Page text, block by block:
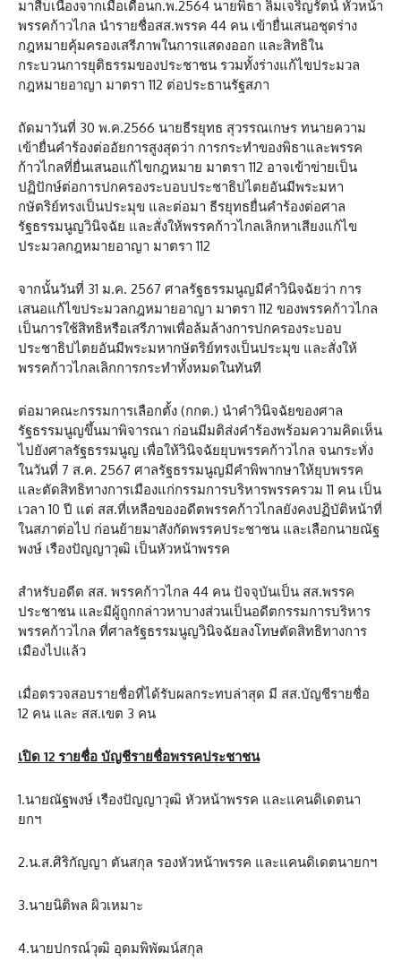
มาสืบเนื่องจากเมื่อเดือนก.พ.2564 นายพิธา ลิ้มเจริญรัตน์ หัวหน้า
พรรคก้าวไกล นำรายชื่อสส.พรรค 44 คน เข้ายื่นเสนอชุดร่าง
กฎหมายคุ้มครองเสรีภาพในการแสดงออก และสิทธิใน
กระบวนการยุติธรรมของประชาชน รวมทั้งร่างแก้ไขประมวล
กฎหมายอาญา มาตรา 112 ต่อประธานรัฐสภา
ถัดมาวันที่ 30 พ.ค.2566 นายธีรยุทธ สุวรรณเกษร ทนายความ
เข้ายื่นคำร้องต่ออัยการสูงสุดว่า การกระทำของพิธาและพรรค
ก้าวไกลที่ยื่นเสนอแก้ไขกฎหมาย มาตรา 112 อาจเข้าข่ายเป็น
ปฏิปักษ์ต่อการปกครองระบอบประชาธิปไตยอันมีพระมหา
กษัตริย์ทรงเป็นประมุข และต่อมา ธีรยุทธยื่นคำร้องต่อศาล
รัฐธรรมนูญวินิจฉัย และสั่งให้พรรคก้าวไกลเลิกหาเสียงแก้ไข
ประมวลกฎหมายอาญา มาตรา 112
จากนั้นวันที่ 31 ม.ค. 2567 ศาลรัฐธรรมนูญมีคำวินิจฉัยว่า การ
เสนอแก้ไขประมวลกฎหมายอาญา มาตรา 112 ของพรรคก้าวไกล
เป็นการใช้สิทธิหรือเสรีภาพเพื่อล้มล้างการปกครองระบอบ
ประชาธิปไตยอันมีพระมหากษัตริย์ทรงเป็นประมุข และสั่งให้
พรรคก้าวไกลเลิกการกระทำทั้งหมดในทันที
ต่อมาคณะกรรมการเลือกตั้ง (กกต.) นำคำวินิจฉัยของศาล
รัฐธรรมนูญขึ้นมาพิจารณา ก่อนมีมติส่งคำร้องพร้อมความคิดเห็น
ไปยังศาลรัฐธรรมนูญ เพื่อให้วินิจฉัยยุบพรรคก้าวไกล จนกระทั่ง
ในวันที่ 7 ส.ค. 2567 ศาลรัฐธรรมนูญมีคำพิพากษาให้ยุบพรรค
และตัดสิทธิทางการเมืองแก่กรรมการบริหารพรรครวม 11 คน เป็น
เวลา 10 ปี แต่ สส.ที่เหลือของอดีตพรรคก้าวไกลยังคงปฏิบัติหน้าที่
ในสภาต่อไป ก่อนย้ายมาสังกัดพรรคประชาชน และเลือกนายณัฐ
พงษ์ เรืองปัญญาวุฒิ เป็นหัวหน้าพรรค
สำหรับอดีต สส. พรรคก้าวไกล 44 คน ปัจจุบันเป็น สส.พรรค
ประชาชน และมีผู้ถูกกล่าวหาบางส่วนเป็นอดีตกรรมการบริหาร
พรรคก้าวไกล ที่ศาลรัฐธรรมนูญวินิจฉัยลงโทษตัดสิทธิทางการ
เมืองไปแล้ว
เมื่อตรวจสอบรายชื่อที่ได้รับผลกระทบล่าสุด มี สส.บัญชีรายชื่อ
12 คน และ สส.เขต 3 คน
เปิด 12 รายชื่อ บัญชีรายชื่อพรรคประชาชน
1.นายณัฐพงษ์ เรืองปัญญาวุฒิ หัวหน้าพรรค และแคนดิเดตนา
ยกฯ
2.น.ส.ศิริกัญญา ตันสกุล รองหัวหน้าพรรค และแคนดิเดตนายกฯ
3.นายนิติพล ผิวเหมาะ
4.นายปกรณ์วุฒิ อุดมพิพัฒน์สกุล